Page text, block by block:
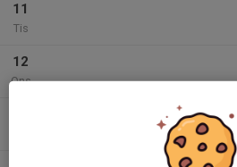
11
Tis
12
Ons